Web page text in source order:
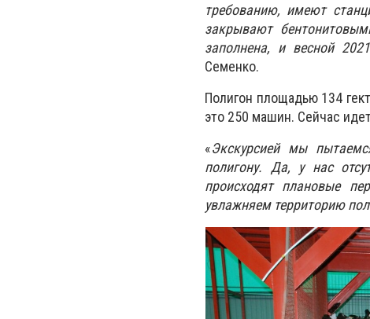
требованию, имеют
закрывают
заполнена, и весной
Семенко.
Полигон площадью 134
это 250 машин. Сейчас
«Экскурсией мы
полигону. Да, у нас
происходят плановые
увлажняем территорию